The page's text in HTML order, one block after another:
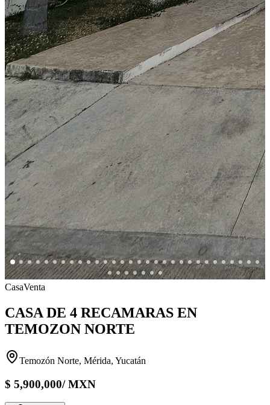
CasaVenta
CASA DE 4 RECAMARAS EN
TEMOZON NORTE
Temozón Norte, Mérida, Yucatán
$ 5,900,000/MXN